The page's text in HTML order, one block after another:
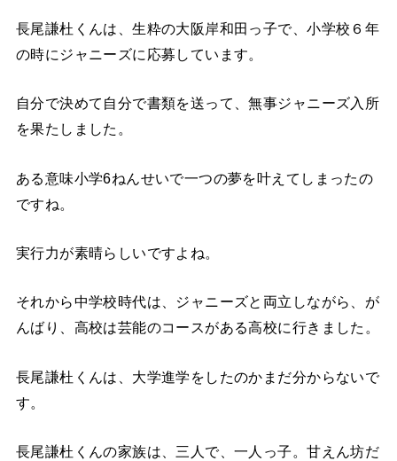
長尾謙杜くんは、生粋の大阪岸和田っ子で、小学校６年
の時にジャニーズに応募しています。
自分で決めて自分で書類を送って、無事ジャニーズ入所
を果たしました。
ある意味小学6ねんせいで一つの夢を叶えてしまったの
ですね。
実行力が素晴らしいですよね。
それから中学校時代は、ジャニーズと両立しながら、が
んばり、高校は芸能のコースがある高校に行きました。
長尾謙杜くんは、大学進学をしたのかまだ分からないで
す。
長尾謙杜くんの家族は、三人で、一人っ子。甘えん坊だ